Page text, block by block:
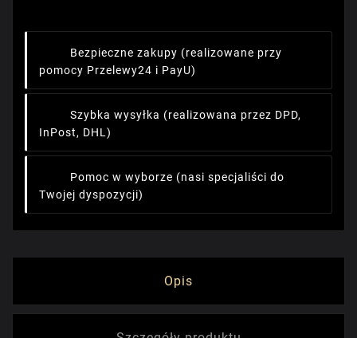
Bezpieczne zakupy (realizowane przy
pomocy Przelewy24 i PayU)
Szybka wysyłka (realizowana przez DPD,
InPost, DHL)
Pomoc w wyborze (nasi specjaliści do
Twojej dyspozycji)
Opis